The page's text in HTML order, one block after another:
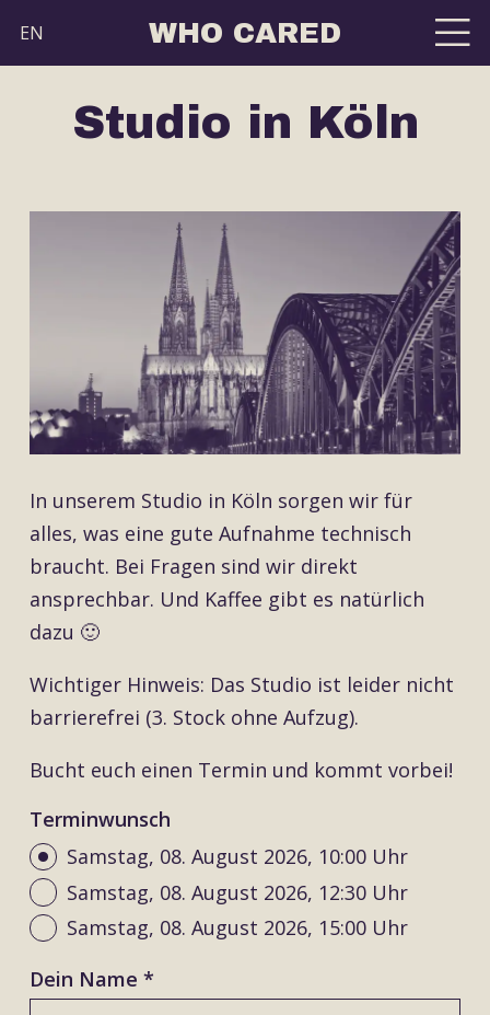
EN WHO CARED
Studio in Köln
In unserem Studio in Köln sorgen wir für
alles, was eine gute Aufnahme technisch
braucht. Bei Fragen sind wir direkt
ansprechbar. Und Kaffee gibt es natürlich
dazu 🙂
Wichtiger Hinweis: Das Studio ist leider nicht
barrierefrei (3. Stock ohne Aufzug).
Bucht euch einen Termin und kommt vorbei!
Terminwunsch
Samstag, 08. August 2026, 10:00 Uhr
Samstag, 08. August 2026, 12:30 Uhr
Samstag, 08. August 2026, 15:00 Uhr
Dein Name *